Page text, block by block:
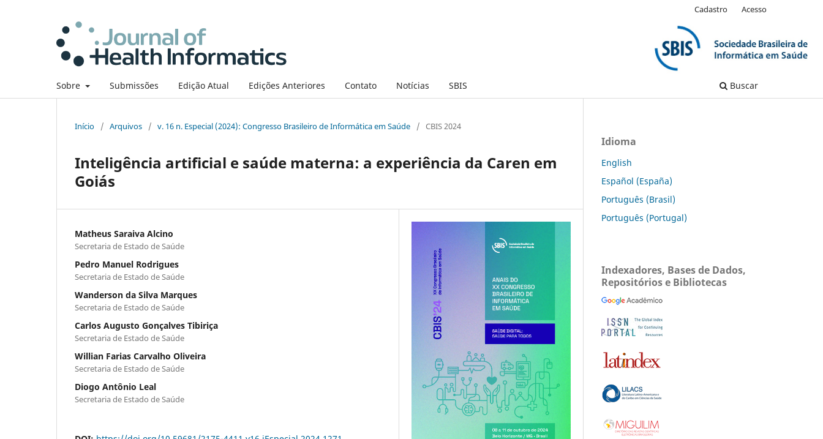
Sobre Submissões Edição Atual Edições Anteriores Contato Notícias SBIS Buscar
Cadastro Acesso
Início / Arquivos / v. 16 n. Especial (2024): Congresso Brasileiro de Informática em Saúde / CBIS 2024
Inteligência artificial e saúde materna: a experiência da Caren em
Goiás
Matheus Saraiva Alcino
Secretaria de Estado de Saúde
Pedro Manuel Rodrigues
Secretaria de Estado de Saúde
Wanderson da Silva Marques
Secretaria de Estado de Saúde
Carlos Augusto Gonçalves Tibiriça
Secretaria de Estado de Saúde
Willian Farias Carvalho Oliveira
Secretaria de Estado de Saúde
Diogo Antônio Leal
Secretaria de Estado de Saúde
Idioma
English
Español (España)
Português (Brasil)
Português (Portugal)
Indexadores, Bases de Dados,
Repositórios e Bibliotecas